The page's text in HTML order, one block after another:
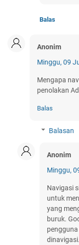
Balas
Anonim
Minggu, 09
Mengapa
penolakan
Balas
Balasan
Anonim
Minggu,
Navigasi
untuk
yang
buruk.
dinavigasi.